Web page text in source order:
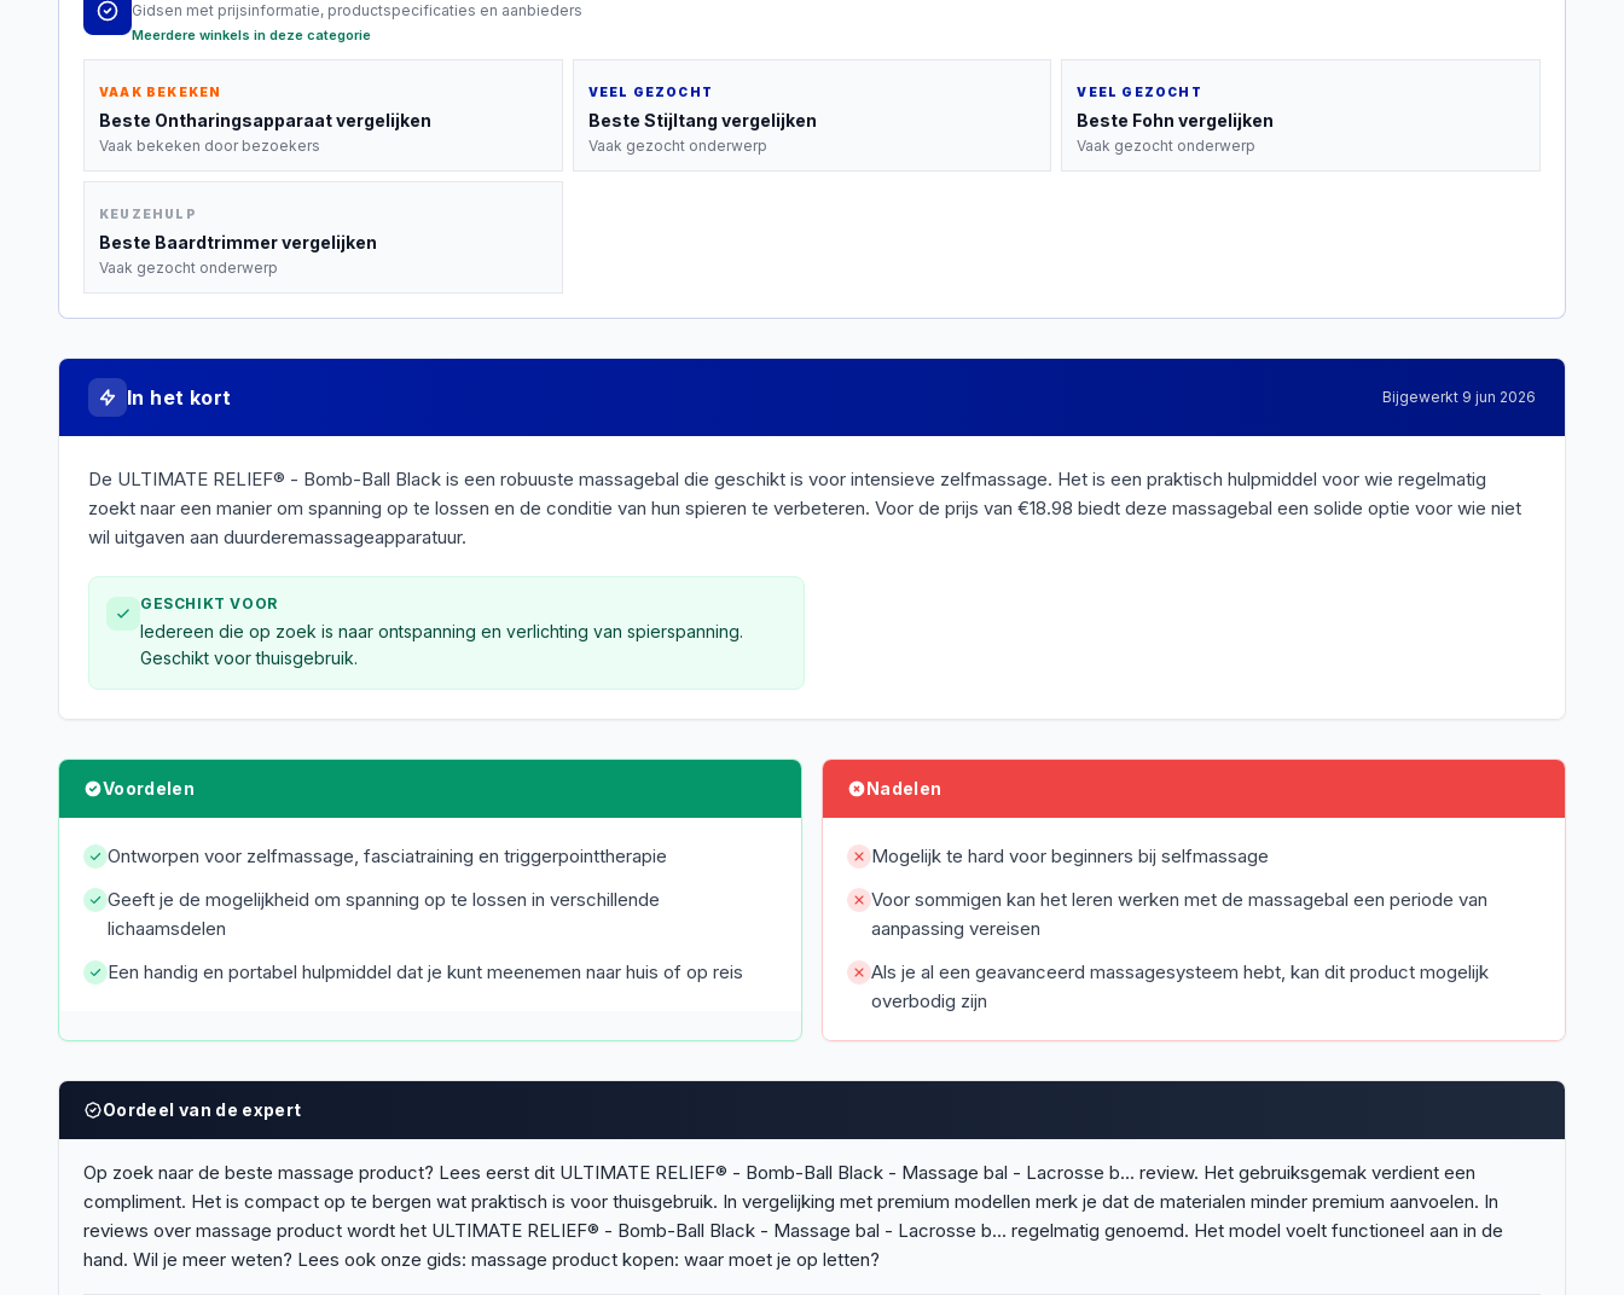
Gidsen met prijsinformatie, productspecificaties en aanbieders
Meerdere winkels in deze categorie
VAAK BEKEKEN
Beste Ontharingsapparaatvergelijken
Vaak bekeken door bezoekers
VEEL GEZOCHT
Beste Stijltang vergelijken
Vaak gezocht onderwerp
VEEL GEZOCHT
Beste Fohn vergelijken
Vaak gezocht onderwerp
KEUZEHULP
Beste Baardtrimmervergelijken
Vaak gezocht onderwerp
In het kort Bijgewerkt 9 jun 2026
De ULTIMATE RELIEF® - Bomb-Ball Black is een robuuste massagebal die geschikt is voor intensieve zelfmassage. Het is een praktisch hulpmiddel voor wie regelmatig
zoekt naar een manier om spanning op te lossen en de conditie van hun spieren te verbeteren. Voor de prijs van €18.98 biedt deze massagebal een solide optie voor wie niet
wil uitgaven aan duurderemassageapparatuur.
GESCHIKT VOOR
Iedereen die op zoek is naar ontspanning en verlichting van spierspanning.
Geschikt voor thuisgebruik.
Voordelen
Ontworpen voor zelfmassage, fasciatraining en triggerpointtherapie
Geeft je de mogelijkheid om spanning op te lossen in verschillende
lichaamsdelen
Een handig en portabel hulpmiddel dat je kunt meenemen naar huis of op reis
Nadelen
Mogelijk te hard voor beginners bij selfmassage
Voor sommigen kan het leren werken met de massagebal een periode van
aanpassing vereisen
Als je al een geavanceerd massagesysteem hebt, kan dit product mogelijk
overbodig zijn
Oordeel van de expert
Op zoek naar de beste massage product? Lees eerst dit ULTIMATE RELIEF® - Bomb-Ball Black - Massage bal - Lacrosse b... review. Het gebruiksgemak verdient een
compliment. Het is compact op te bergen wat praktisch is voor thuisgebruik. In vergelijking met premium modellen merk je dat de materialen minder premium aanvoelen. In
reviews over massage product wordt het ULTIMATE RELIEF® - Bomb-Ball Black - Massage bal - Lacrosse b... regelmatig genoemd. Het model voelt functioneel aan in de
hand. Wil je meer weten? Lees ook onze gids: massage product kopen: waar moet je op letten?